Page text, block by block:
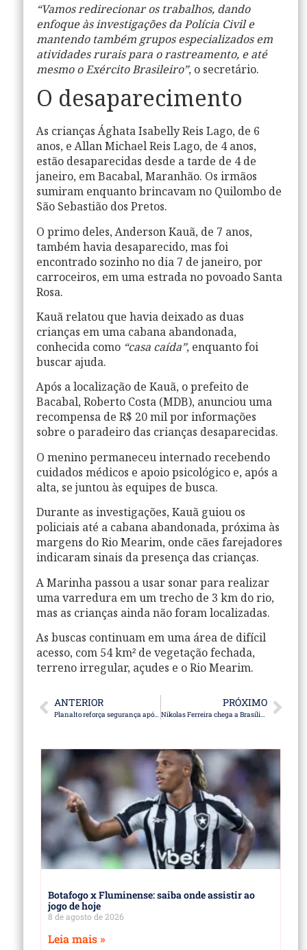
“Vamos redirecionar os trabalhos, dando
enfoque às investigações da Polícia Civil e
mantendo também grupos especializados em
atividades rurais para o rastreamento, e até
mesmo o Exército Brasileiro”, o secretário.
O desaparecimento
As crianças Ághata Isabelly Reis Lago, de 6
anos, e Allan Michael Reis Lago, de 4 anos,
estão desaparecidas desde a tarde de 4 de
janeiro, em Bacabal, Maranhão. Os irmãos
sumiram enquanto brincavam no Quilombo de
São Sebastião dos Pretos.
O primo deles, Anderson Kauã, de 7 anos,
também havia desaparecido, mas foi
encontrado sozinho no dia 7 de janeiro, por
carroceiros, em uma estrada no povoado Santa
Rosa.
Kauã relatou que havia deixado as duas
crianças em uma cabana abandonada,
conhecida como “casa caída”, enquanto foi
buscar ajuda.
Após a localização de Kauã, o prefeito de
Bacabal, Roberto Costa (MDB), anunciou uma
recompensa de R$ 20 mil por informações
sobre o paradeiro das crianças desaparecidas.
O menino permaneceu internado recebendo
cuidados médicos e apoio psicológico e, após a
alta, se juntou às equipes de busca.
Durante as investigações, Kauã guiou os
policiais até a cabana abandonada, próxima às
margens do Rio Mearim, onde cães farejadores
indicaram sinais da presença das crianças.
A Marinha passou a usar sonar para realizar
uma varredura em um trecho de 3 km do rio,
mas as crianças ainda não foram localizadas.
As buscas continuam em uma área de difícil
acesso, com 54 km² de vegetação fechada,
terreno irregular, açudes e o Rio Mearim.
ANTERIOR
Planalto reforça segurança após anúncio de ato em Brasília
PRÓXIMO
Nikolas Ferreira chega a Brasília com colete à prova de balas
Botafogo x Fluminense: saiba onde assistir ao
jogo de hoje
8 de agosto de 2026
Leia mais »